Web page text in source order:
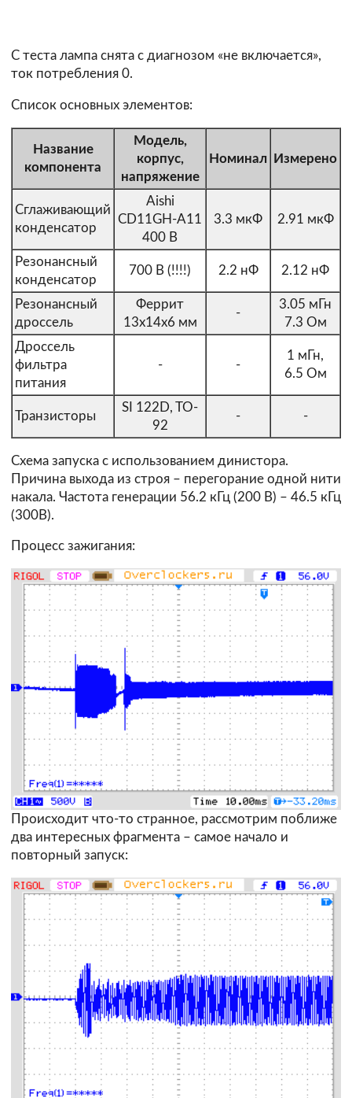
С теста лампа снята с диагнозом «не включается»,
ток потребления 0.
Список основных элементов:
Название
компонента
Модель,
корпус,
напряжение
Номинал Измерено
Сглаживающий
конденсатор
Aishi
CD11GH-A11
400 В
3.3 мкФ 2.91 мкФ
Резонансный
конденсатор
700 В (!!!!) 2.2 нФ 2.12 нФ
Резонансный
дроссель
Феррит
13х14х6 мм
-
3.05 мГн
7.3 Ом
Дроссель
фильтра
питания
- -
1 мГн,
6.5 Ом
Транзисторы
SI 122D, TO-
92
- -
Схема запуска с использованием динистора.
Причина выхода из строя – перегорание одной нити
накала. Частота генерации 56.2 кГц (200 В) – 46.5 кГц
(300В).
Процесс зажигания:
Происходит что-то странное, рассмотрим поближе
два интересных фрагмента – самое начало и
повторный запуск: